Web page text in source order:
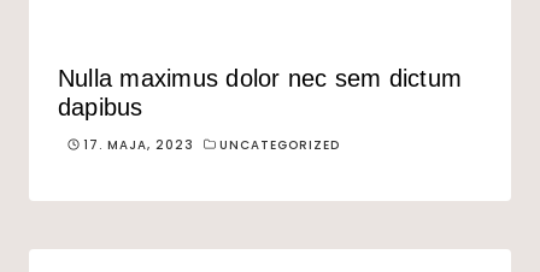
Nulla maximus dolor nec sem dictum
dapibus
17. MAJA, 2023 UNCATEGORIZED